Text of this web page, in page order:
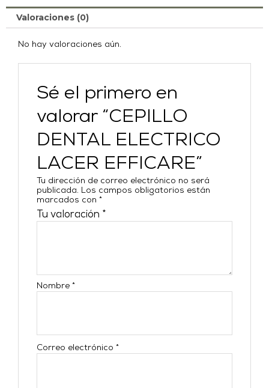
Valoraciones (0)
No hay valoraciones aún.
Sé el primero en
valorar “CEPILLO
DENTAL ELECTRICO
LACER EFFICARE”
Tu dirección de correo electrónico no será
publicada. Los campos obligatorios están
marcados con*
Tu valoración *
Nombre*
Correo electrónico*